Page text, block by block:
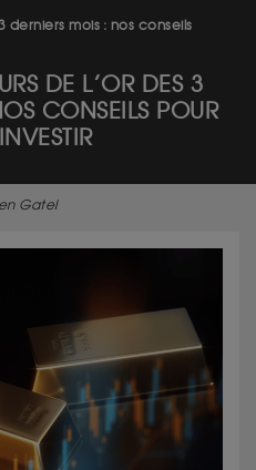
derniers mois : nos conseils
DE L’OR DES 3
CONSEILS POUR
Gatel